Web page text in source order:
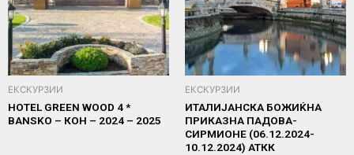
ЕКСКУРЗИИ
HOTEL GREEN WOOD 4 *
BANSKO – КОН – 2024 – 2025
ЕКСКУРЗИИ
ИТАЛИЈАНСКА БОЖИЌНА
ПРИКАЗНА ПАДОВА-
СИРМИОНЕ (06.12.2024-
10.12.2024) АТКК